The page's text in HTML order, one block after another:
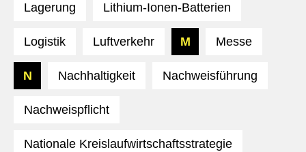
Lagerung Lithium-Ionen-Batterien
Logistik Luftverkehr M Messe
N Nachhaltigkeit Nachweisführung
Nachweispflicht
Nationale Kreislaufwirtschaftsstrategie